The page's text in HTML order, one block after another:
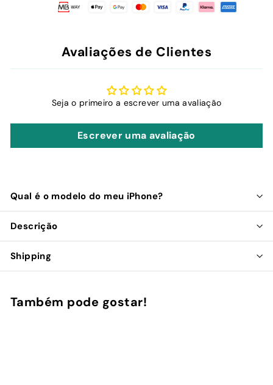
Avaliações de Clientes
Seja o primeiro a escrever uma avaliação
Escrever uma avaliação
Qual é o modelo do meu iPhone?
Descrição
Shipping
Também pode gostar!